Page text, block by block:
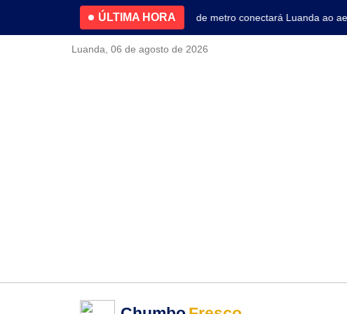
ÚLTIMA HORA
4.2% no primeiro trimestreNova linha de metro conectará Luanda ao
Luanda, 06 de agosto de 2026